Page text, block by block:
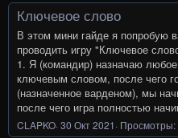
Ключевое слово
В этом мини гайде я попробую
проводить игру "Ключевое
1. Я (командир) назначаю
ключевым словом, после чего
(назначенное варденом), мы
после чего игра полностью
CLAPKO 30 Окт 2021 Просмотры: